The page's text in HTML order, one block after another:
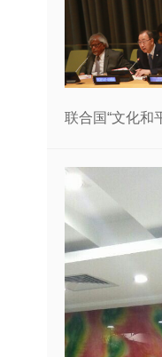
联合国“文化和